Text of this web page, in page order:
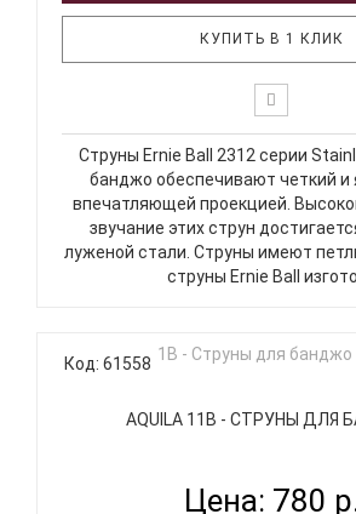
КУПИТЬ В 1 КЛИК
Струны Ernie Ball 2312 серии
банджо обеспечивают четкий и
впечатляющей проекцией.
звучание этих струн
луженой стали. Струны имеют
струны Ernie Ball
Код: 61558
AQUILA 11B - СТРУНЫ ДЛЯ
Цена: 780